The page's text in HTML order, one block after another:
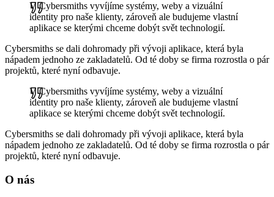
V Cybersmiths vyvíjíme systémy, weby a vizuální
identity pro naše klienty, zároveň ale budujeme vlastní
aplikace se kterými chceme dobýt svět technologií.
Cybersmiths se dali dohromady při vývoji aplikace, která byla
nápadem jednoho ze zakladatelů. Od té doby se firma rozrostla o pár
projektů, které nyní odbavuje.
V Cybersmiths vyvíjíme systémy, weby a vizuální
identity pro naše klienty, zároveň ale budujeme vlastní
aplikace se kterými chceme dobýt svět technologií.
Cybersmiths se dali dohromady při vývoji aplikace, která byla
nápadem jednoho ze zakladatelů. Od té doby se firma rozrostla o pár
projektů, které nyní odbavuje.
O nás